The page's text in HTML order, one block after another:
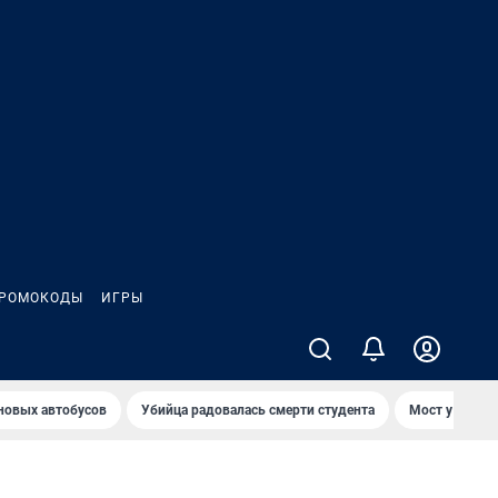
ИГРЫ
автобусов Убийца радовалась смерти студента Мост у